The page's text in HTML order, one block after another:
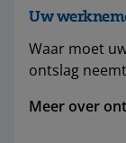
Uw
Waar moet
ontslag
Meer over